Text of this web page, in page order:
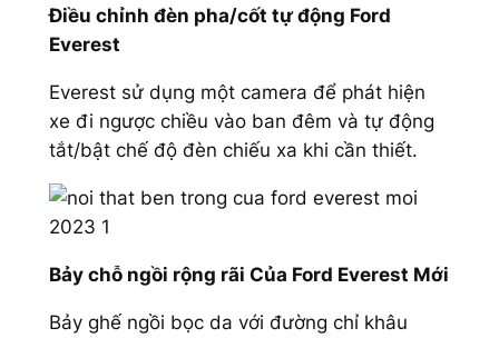
Điều chỉnh đèn pha/cốt tự động Ford
Everest
Everest sử dụng một camera để phát hiện
xe đi ngược chiều vào ban đêm và tự động
tắt/bật chế độ đèn chiếu xa khi cần thiết.
Bảy chỗ ngồi rộng rãi Của Ford Everest Mới
Bảy ghế ngồi bọc da với đường chỉ khâu